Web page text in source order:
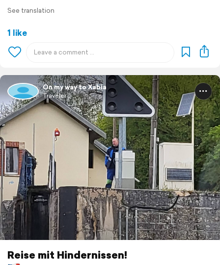
See translation
1 like
On my way to Xabia
Traveler
Reise mit Hindernissen!